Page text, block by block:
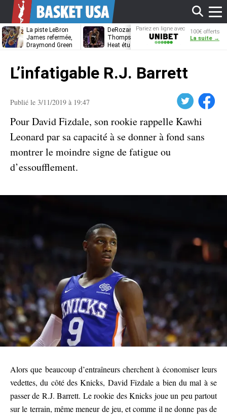
La piste LeBron
James refermée,
Draymond Green
DeRozan, Beal,
Thompson… Le
Heat étudie ses
Kentavious
Caldwell-
Pariez en ligne avec
Unibet
100€ offerts
La suite →
L’infatigable R.J. Barrett
Publié le 3/11/2019 à 19:47 Facebook
Pour David Fizdale, son rookie rappelle Kawhi
Leonard par sa capacité à se donner à fond sans
montrer le moindre signe de fatigue ou
d’essoufflement.
Alors que beaucoup d’entraîneurs cherchent à économiser leurs
vedettes, du côté des Knicks, David Fizdale a bien du mal à se
passer de R.J. Barrett. Le rookie des Knicks joue un peu partout
sur le terrain, même meneur de jeu, et comme il ne donne pas de